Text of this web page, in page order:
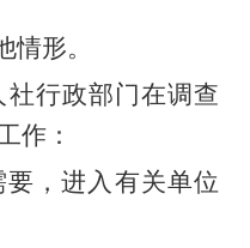
情形。
社行政部门在调查
作：
要，进入有关单位